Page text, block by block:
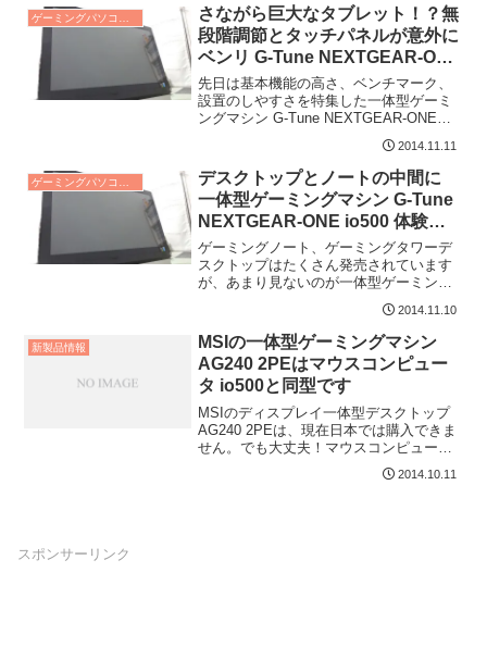
さながら巨大なタブレット！？無
段階調節とタッチパネルが意外に
ベンリ G-Tune NEXTGEAR-ONE
io500 体験レビュー2
先日は基本機能の高さ、ベンチマーク、
設置のしやすさを特集した一体型ゲーミ
ングマシン G-Tune NEXTGEAR-ONE
io500。前回はちらっと触れました...
2014.11.11
ゲーミングパソコン レビュー
デスクトップとノートの中間に
一体型ゲーミングマシン G-Tune
NEXTGEAR-ONE io500 体験レ
ビュー
ゲーミングノート、ゲーミングタワーデ
スクトップはたくさん発売されています
が、あまり見ないのが一体型ゲーミング
マシン。しかしこの一台を待ち望んでい
2014.11.10
新製品情報
MSIの一体型ゲーミングマシン
AG240 2PEはマウスコンピュー
タ io500と同型です
MSIのディスプレイ一体型デスクトップ
AG240 2PEは、現在日本では購入できま
せん。でも大丈夫！マウスコンピュータ
で同型、同筐体、ほぼ同性能のマシン
2014.10.11
スポンサーリンク